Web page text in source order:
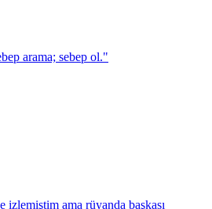
arama; sebep ol."
izlemiştim ama rüyanda başkası